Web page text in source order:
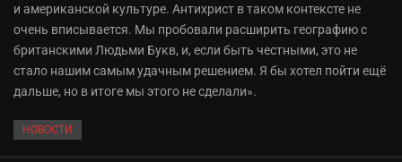
и американской культуре. Антихрист в таком контексте не
очень вписывается. Мы пробовали расширить географию с
британскими Людьми Букв, и, если быть честными, это не
стало нашим самым удачным решением. Я бы хотел пойти ещё
дальше, но в итоге мы этого не сделали».
НОВОСТИ